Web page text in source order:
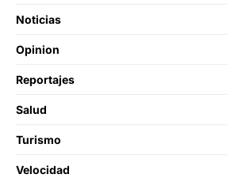
Noticias
Opinion
Reportajes
Salud
Turismo
Velocidad